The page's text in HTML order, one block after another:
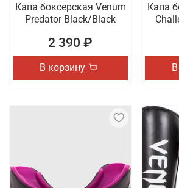
Капа боксерская Venum
Predator Black/Black
2 390 ₽
В корзину
Капа